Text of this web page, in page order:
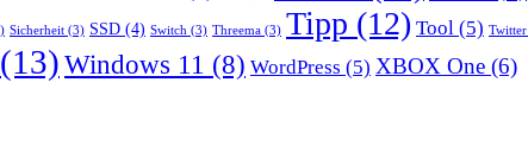
Sicherheit (3) SSD (4) Switch (3) Threema (3) Tipp (12) Tool (5) Twitter
(13) Windows 11 (8) WordPress (5) XBOX One (6)